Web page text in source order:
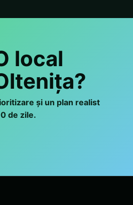
local
și un plan realist
de zile.